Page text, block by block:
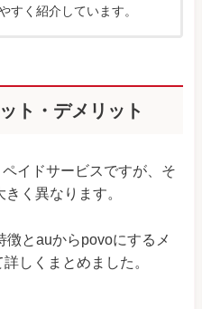
すく紹介しています。
ト・デメリット
イドサービスですが、そ
く異なります。
徴とauからpovoにするメ
しくまとめました。